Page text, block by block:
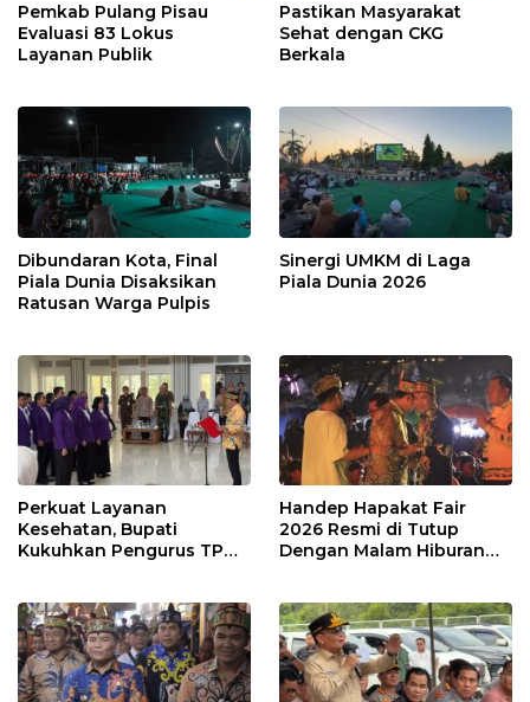
Pemkab Pulang Pisau
Evaluasi 83 Lokus
Layanan Publik
Pastikan Masyarakat
Sehat dengan CKG
Berkala
Dibundaran Kota, Final
Piala Dunia Disaksikan
Ratusan Warga Pulpis
Sinergi UMKM di Laga
Piala Dunia 2026
Perkuat Layanan
Kesehatan, Bupati
Kukuhkan Pengurus TP
Handep Hapakat Fair
2026 Resmi di Tutup
Dengan Malam Hiburan